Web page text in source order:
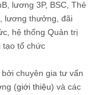
lương 3P, BSC, Thẻ
lương thưởng, đãi
hệ thống Quản trị
tạo tổ chức
chuyên gia tư vấn
(giới thiệu) và các